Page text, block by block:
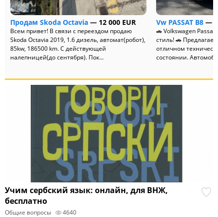
Продам Skoda Octavia— 12 000 EUR
Всем привет! В связи с переездом продаю
Skoda Octavia 2019, 1.6 дизель, автомат(робот),
85kw, 186500 km. С действующей
налепницей(до сентября). Пок...
Vw PASSAT B8—
🚗 Volkswagen
стиль! 🚗
отличном
состоянии.
Учим сербский язык: онлайн, для ВНЖ,
бесплатно
Общие вопросы 4640